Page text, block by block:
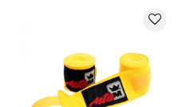
favorite_border